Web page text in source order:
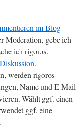
im Blog
Moderation, gebe ich
ich rigoros.
Diskussion.
werden rigoros
Name und E-Mail
Wählt ggf. einen
ggf. eine